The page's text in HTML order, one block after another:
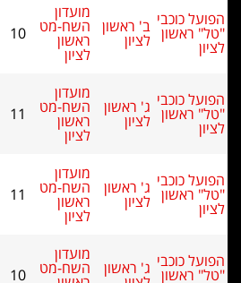
כוכבי
ראשון ב' ראשון
לציון
השח-מט
ראשון
לציון
10
כוכבי
ראשון ג' ראשון
לציון
השח-מט
ראשון
לציון
11
כוכבי
ראשון ג' ראשון
לציון
השח-מט
ראשון
לציון
11
כוכבי
ראשון ג' ראשון השח-מט 10